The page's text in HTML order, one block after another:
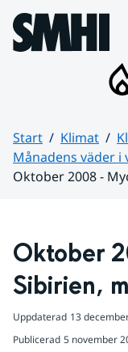
Hoppa till sidans
Start Klimat
Månadens väder i
Oktober 2008 -
Oktober
Sibirien,
Uppdaterad 13
Publicerad 5 november